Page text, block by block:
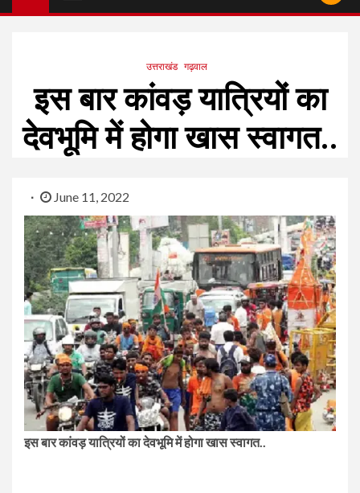
उत्तराखंड गढ़वाल
इस बार कांवड़ यात्रियों का
देवभूमि में होगा खास स्वागत..
June 11, 2022
इस बार कांवड़ यात्रियों का देवभूमि में होगा खास स्वागत..